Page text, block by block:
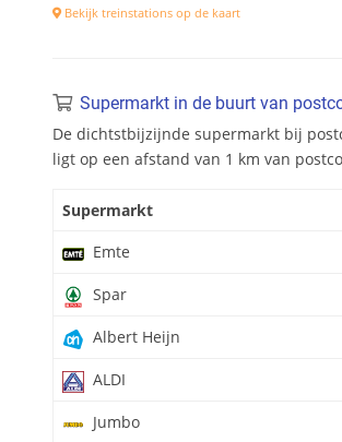
Bekijk treinstations op de kaart
Supermarkt in de buurt van
De dichtstbijzijnde supermarkt bij
ligt op een afstand van 1 km van
Supermarkt
Emte
Spar
Albert Heijn
ALDI
Jumbo